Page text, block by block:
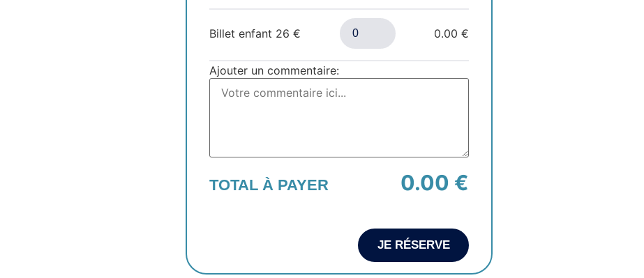
Billet enfant 26 € 0.00 €
Ajouter un commentaire:
TOTAL À PAYER 0.00 €
JE RÉSERVE